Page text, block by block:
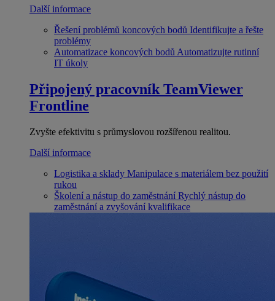
Další informace
Řešení problémů koncových bodů Identifikujte a řešte
problémy
Automatizace koncových bodů Automatizujte rutinní
IT úkoly
Připojený pracovník TeamViewer
Frontline
Zvyšte efektivitu s průmyslovou rozšířenou realitou.
Další informace
Logistika a sklady Manipulace s materiálem bez použití
rukou
Školení a nástup do zaměstnání Rychlý nástup do
zaměstnání a zvyšování kvalifikace